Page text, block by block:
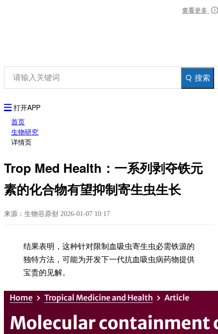
搜索
打开APP
首页
生物研究
详情页
Trop Med Health‌：一系列剥夺铁元
素的化合物有望抑制寄生虫生长
来源：生物谷原创 2026-01-07 10:17
结果表明，这种针对限制血吸虫寄生虫必需铁源的
独特方法，可能为开发下一代抗血吸虫病药物提供
宝贵的见解。
查看更多
查看更多
查看更多